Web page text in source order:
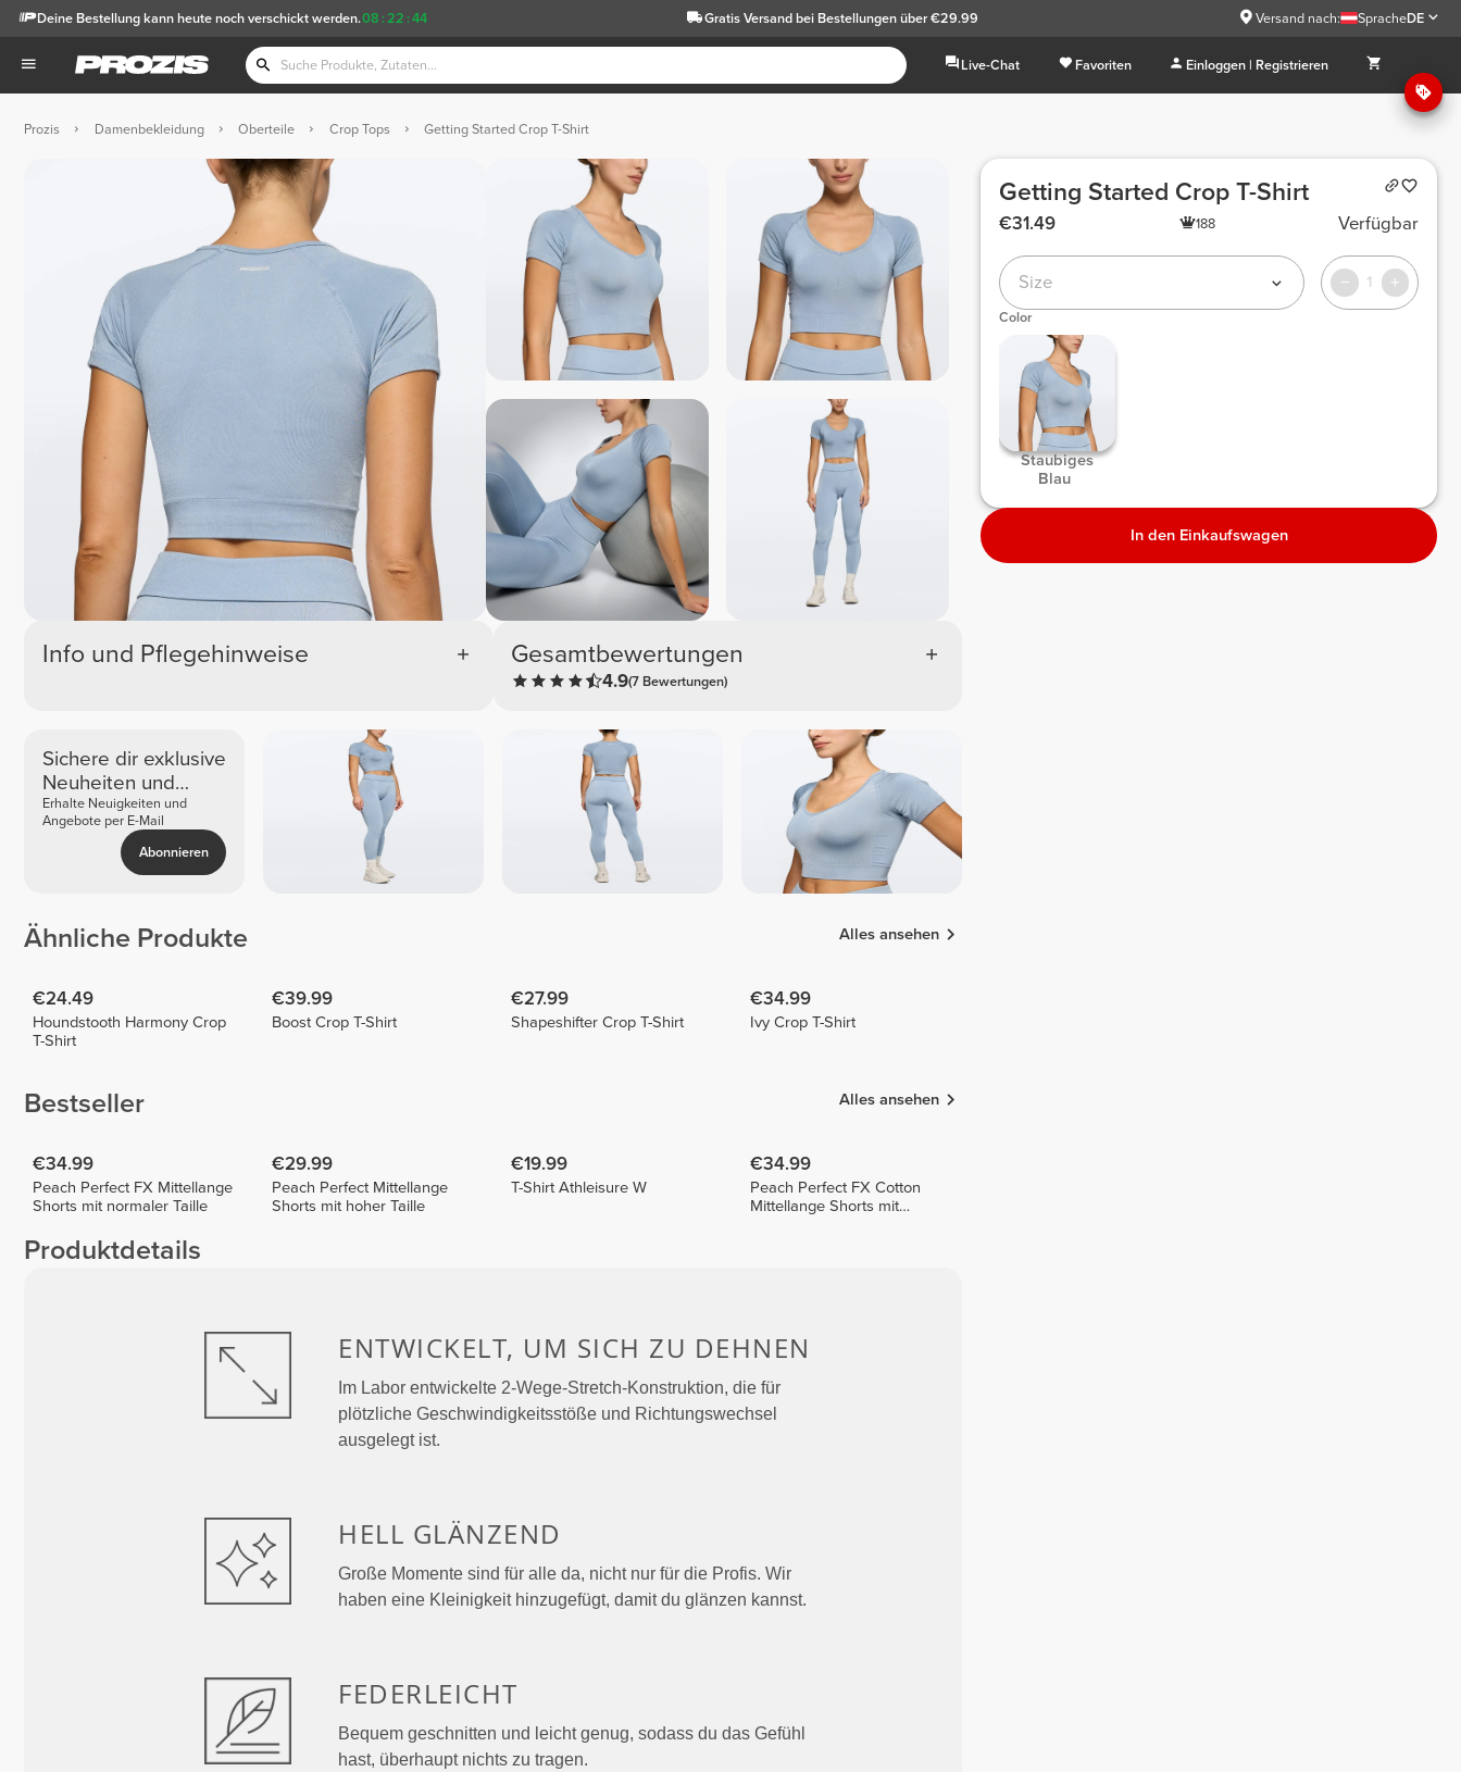
08 :22 :44
Deine Bestellung kann heute noch verschickt werden. Gratis Versandbei Bestellungen über €29.99 Versand nach: SpracheDE
Live-Chat Favoriten Einloggen | Registrieren
Prozis Damenbekleidung Oberteile Crop Tops Getting Started Crop T-Shirt
Info und Pflegehinweise Gesamtbewertungen
4.9(7 Bewertungen)
Sichere dir exklusive
Neuheiten und
Angebote
Erhalte Neuigkeiten und
Angebote per E-Mail
Abonnieren
Ähnliche Produkte Alles ansehen
€24.49
Houndstooth Harmony Crop
T-Shirt
€39.99
Boost Crop T-Shirt
€27.99
Shapeshifter Crop T-Shirt
€34.99
Ivy Crop T-Shirt
Bestseller Alles ansehen
€34.99
Peach Perfect FX Mittellange
Shorts mit normaler Taille
€29.99
Peach Perfect Mittellange
Shorts mit hoher Taille
€19.99
T-Shirt Athleisure W
€34.99
Peach Perfect FX Cotton
Mittellange Shorts mit
Produktdetails
ENTWICKELT, UM SICH ZU DEHNEN
Im Labor entwickelte 2-Wege-Stretch-Konstruktion, die für
plötzliche Geschwindigkeitsstöße und Richtungswechsel
ausgelegt ist.
HELL GLÄNZEND
Große Momente sind für alle da, nicht nur für die Profis. Wir
haben eine Kleinigkeit hinzugefügt, damit du glänzen kannst.
FEDERLEICHT
Bequem geschnitten und leicht genug, sodass du das Gefühl
hast, überhaupt nichts zu tragen.
Getting Started Crop T-Shirt
€31.49 188 Verfügbar
Size 1
Color
Staubiges
Blau
In den Einkaufswagen